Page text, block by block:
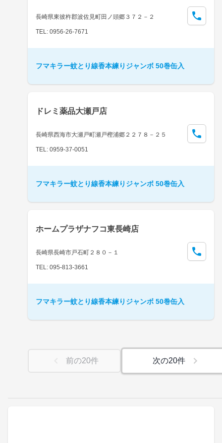
長崎県東彼杵郡波佐見町田ノ頭郷３７２－２
TEL: 0956-26-7671
フマキラー蚊とり線香本練りジャンボ 50巻缶入
ドレミ薬品大瀬戸店
長崎県西海市大瀬戸町瀬戸樫浦郷２２７８－２５
TEL: 0959-37-0051
フマキラー蚊とり線香本練りジャンボ 50巻缶入
ホームプラザナフコ東長崎店
長崎県長崎市戸石町２８０－１
TEL: 095-813-3661
フマキラー蚊とり線香本練りジャンボ 50巻缶入
前の20件 次の20件